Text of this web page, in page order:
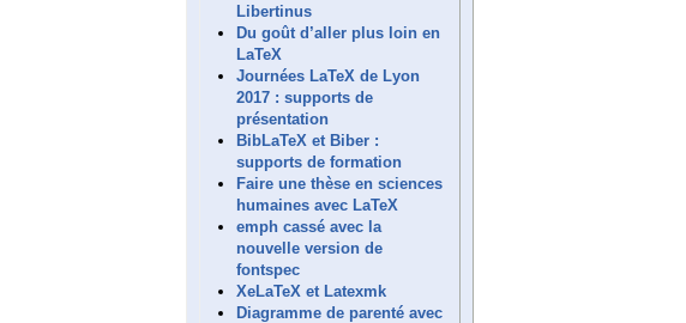
Libertinus
Du goût d’aller plus loin en
LaTeX
Journées LaTeX de Lyon
2017 : supports de
présentation
BibLaTeX et Biber :
supports de formation
Faire une thèse en sciences
humaines avec LaTeX
emph cassé avec la
nouvelle version de
fontspec
XeLaTeX et Latexmk
Diagramme de parenté avec